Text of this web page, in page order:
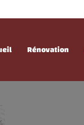
Rénovation